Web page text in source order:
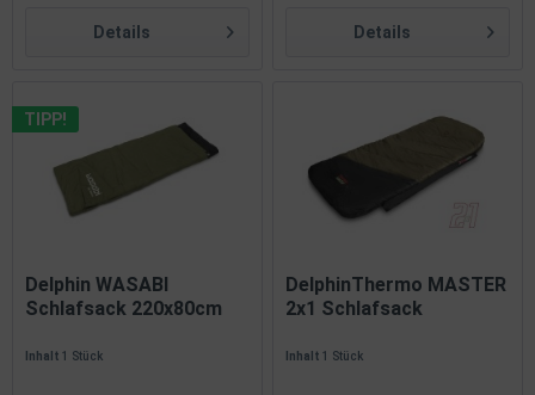
Details Details
TIPP!
Delphin WASABI
Schlafsack 220x80cm
Inhalt1 Stück
DelphinThermo MASTER
2x1 Schlafsack
Inhalt1 Stück